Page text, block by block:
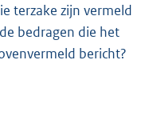
terzake zijn vermeld
bedragen die het
bericht?